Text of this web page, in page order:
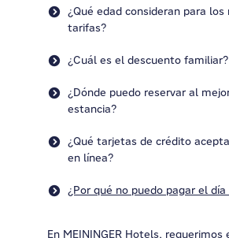
¿Qué edad consideran para los
tarifas?
¿Cuál es el descuento familiar?
¿Dónde puedo reservar al
estancia?
¿Qué tarjetas de crédito
en línea?
¿Por qué no puedo pagar el
En MEININGER Hotels, requerimos